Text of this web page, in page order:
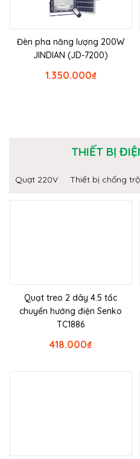
Đèn pha năng lượng 200W
JINDIAN (JD-7200)
₫
1.350.000
THIẾT BỊ
Quạt 220V Thiết bị chống
Quạt treo 2 dây 4.5 tấc
chuyển hướng điện Senko
TC1886
₫
418.000